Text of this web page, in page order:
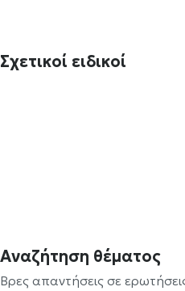
Σχετικοί ειδικοί
Αναζήτηση θέματος
Βρες απαντήσεις σε